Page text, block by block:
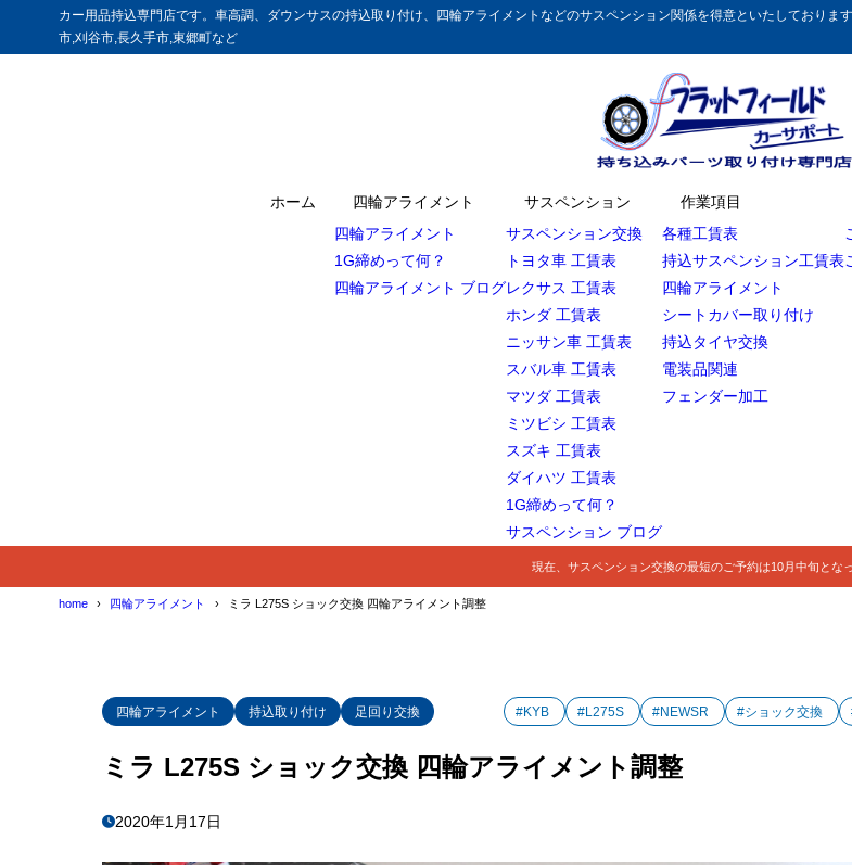
カー用品持込専門店です。車高調、ダウンサスの持込取り付け、四輪アライメントなどのサスペンション関係を得意といたしており
市,刈谷市,長久手市,東郷町など
ホーム
四輪アライメント
四輪アライメント
1G締めって何？
四輪アライメント ブログ
サスペンション
サスペンション交換
トヨタ車 工賃表
レクサス 工賃表
ホンダ 工賃表
ニッサン車 工賃表
スバル車 工賃表
マツダ 工賃表
ミツビシ 工賃表
スズキ 工賃表
ダイハツ 工賃表
1G締めって何？
サスペンション ブログ
作業項目
各種工賃表
持込サスペンション工賃表
四輪アライメント
シートカバー取り付け
持込タイヤ交換
電装品関連
フェンダー加工
現在、サスペンション交換の最短のご予約は10月中旬とな
home 四輪アライメント ミラ L275S ショック交換 四輪アライメント調整
四輪アライメント 持込取り付け 足回り交換 #KYB #L275S #NEWSR #ショック交換
ミラ L275S ショック交換 四輪アライメント調整
2020年1月17日